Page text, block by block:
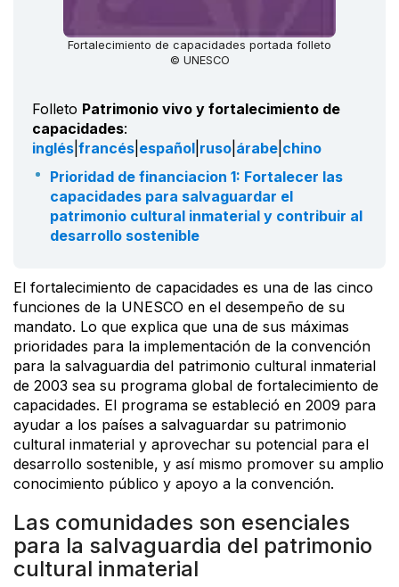
Fortalecimiento de capacidades portada folleto
© UNESCO
Folleto Patrimonio vivo y fortalecimiento de
capacidades:
inglés francés español ruso árabe chino
Prioridad de financiacion 1: Fortalecer las
capacidades para salvaguardar el
patrimonio cultural inmaterial y contribuir al
desarrollo sostenible
El fortalecimiento de capacidades es una de las cinco
funciones de la UNESCO en el desempeño de su
mandato. Lo que explica que una de sus máximas
prioridades para la implementación de la convención
para la salvaguardia del patrimonio cultural inmaterial
de 2003 sea su programa global de fortalecimiento de
capacidades. El programa se estableció en 2009 para
ayudar a los países a salvaguardar su patrimonio
cultural inmaterial y aprovechar su potencial para el
desarrollo sostenible, y así mismo promover su amplio
conocimiento público y apoyo a la convención.
Las comunidades son esenciales
para la salvaguardia del patrimonio
cultural inmaterial